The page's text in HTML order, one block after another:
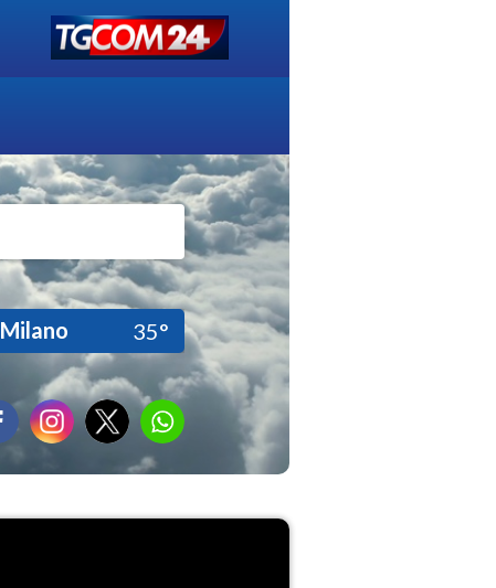
Milano 35°